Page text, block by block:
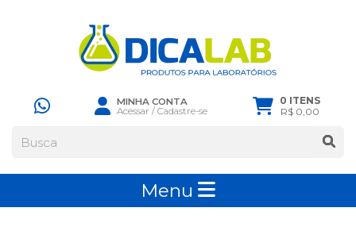
MINHA CONTA
Acessar /Cadastre-se
0 ITENS
R$ 0,00
Menu